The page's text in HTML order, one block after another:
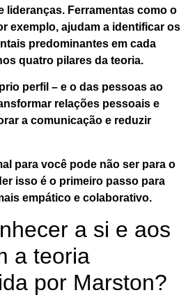
lideranças. Ferramentas como o
exemplo, ajudam a identificar os
predominantes em cada
quatro pilares da teoria.
perfil – e o das pessoas ao
relações pessoais e
a comunicação e reduzir
para você pode não ser para o
isso é o primeiro passo para
empático e colaborativo.
a si e aos
a teoria
por Marston?